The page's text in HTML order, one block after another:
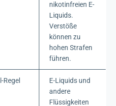
nikotinfreien E-
Liquids.
Verstöße
können zu
hohen Strafen
führen.
Regel
E-Liquids und
andere
Flüssigkeiten